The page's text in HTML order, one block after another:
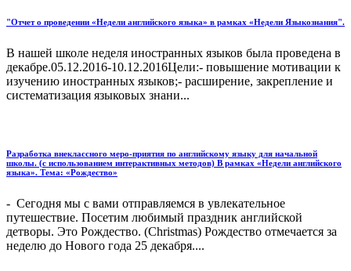
"Отчет о проведении «Недели английского языка» в рамках «Недели Языкознания".
В нашей школе неделя иностранных языков была проведена в
декабре.05.12.2016-10.12.2016Цели:- повышение мотивации к
изучению иностранных языков;- расширение, закрепление и
систематизация языковых знани...
Разработка внеклассного меро-приятия по английскому языку для начальной
школы. (с использованием интерактивных методов) В рамках «Недели английского
языка». Тема: «Рождество»
- Сегодня мы с вами отправляемся в увлекательное
путешествие. Посетим любимый праздник английской
детворы. Это Рождество. (Christmas) Рождество отмечается за
неделю до Нового года 25 декабря....